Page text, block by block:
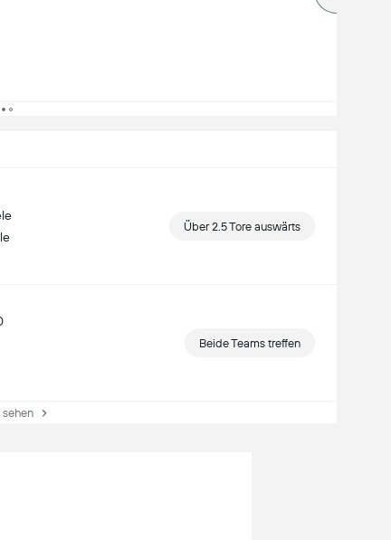
Über 2.5 Tore auswärts
Beide Teams treffen